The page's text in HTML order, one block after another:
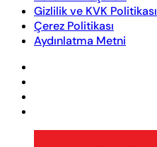
Gizlilik ve KVK Politikası
Çerez Politikası
Aydınlatma Metni